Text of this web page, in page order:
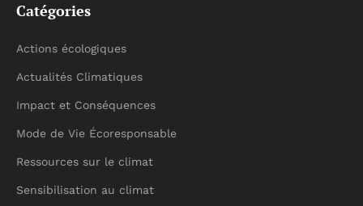
Catégories
Actions écologiques
Actualités Climatiques
Impact et Conséquences
Mode de Vie Écoresponsable
Ressources sur le climat
Sensibilisation au climat